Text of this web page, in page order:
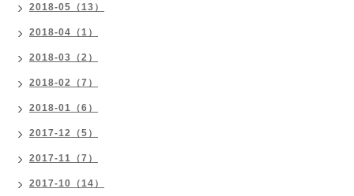
2018-05（13）
2018-04（1）
2018-03（2）
2018-02（7）
2018-01（6）
2017-12（5）
2017-11（7）
2017-10（14）